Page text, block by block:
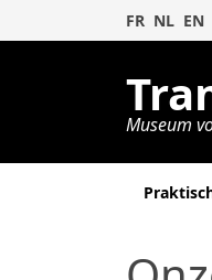
FR NL EN
Museum